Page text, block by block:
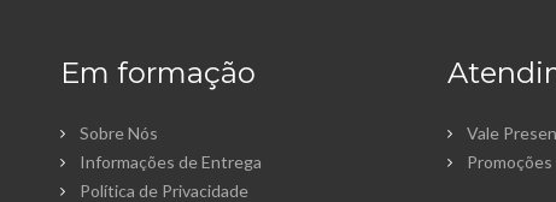
Em formação
Sobre Nós
Informações de Entrega
Política de Privacidade
Vale
Promoções